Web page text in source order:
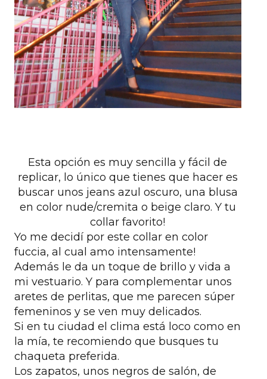
Esta opción es muy sencilla y fácil de
replicar, lo único que tienes que hacer es
buscar unos jeans azul oscuro, una blusa
en color nude/cremita o beige claro. Y tu
collar favorito!
Yo me decidí por este collar en color
fuccia, al cual amo intensamente!
Además le da un toque de brillo y vida a
mi vestuario. Y para complementar unos
aretes de perlitas, que me parecen súper
femeninos y se ven muy delicados.
Si en tu ciudad el clima está loco como en
la mía, te recomiendo que busques tu
chaqueta preferida.
Los zapatos, unos negros de salón, de